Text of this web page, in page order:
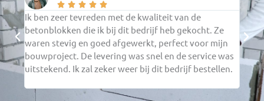
    
Ik ben zeer tevreden met de kwaliteit van de
betonblokken die ik bij dit bedrijf heb gekocht. Ze
waren stevig en goed afgewerkt, perfect voor mijn
bouwproject. De levering was snel en de service was
uitstekend. Ik zal zeker weer bij dit bedrijf bestellen.
De
in
en